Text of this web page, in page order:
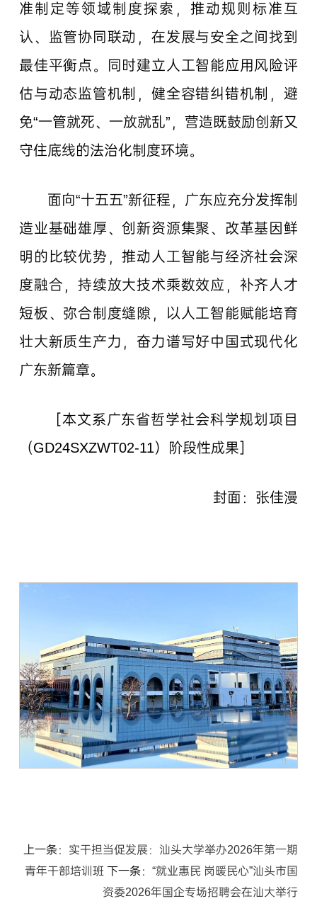
准制定等领域制度探索，推动规则标准互
认、监管协同联动，在发展与安全之间找到
最佳平衡点。同时建立人工智能应用风险评
估与动态监管机制，健全容错纠错机制，避
免“一管就死、一放就乱”，营造既鼓励创新又
守住底线的法治化制度环境。
面向“十五五”新征程，广东应充分发挥制
造业基础雄厚、创新资源集聚、改革基因鲜
明的比较优势，推动人工智能与经济社会深
度融合，持续放大技术乘数效应，补齐人才
短板、弥合制度缝隙，以人工智能赋能培育
壮大新质生产力，奋力谱写好中国式现代化
广东新篇章。
［本文系广东省哲学社会科学规划项目
（GD24SXZWT02-11）阶段性成果］
封面：张佳漫
上一条： 实干担当促发展：汕头大学举办2026年第一期
青年干部培训班 下一条： “就业惠民 岗暖民心”汕头市国
资委2026年国企专场招聘会在汕大举行